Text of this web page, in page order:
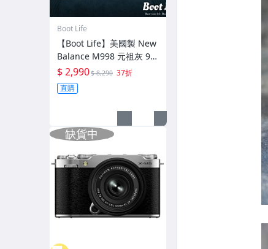
Boot Life
【Boot Life】美國製 New
Balance M998 元祖灰 99
0 991 992 993可參考
$ 2,990$ 8,290 37折
直購